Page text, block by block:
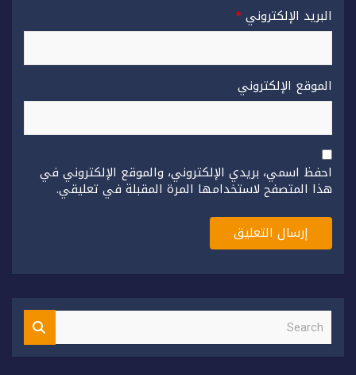
البريد الإلكتروني*
الموقع الإلكتروني
احفظ اسمي، بريدي الإلكتروني، والموقع الإلكتروني في
هذا المتصفح لاستخدامها المرة المقبلة في تعليقي.
S
a